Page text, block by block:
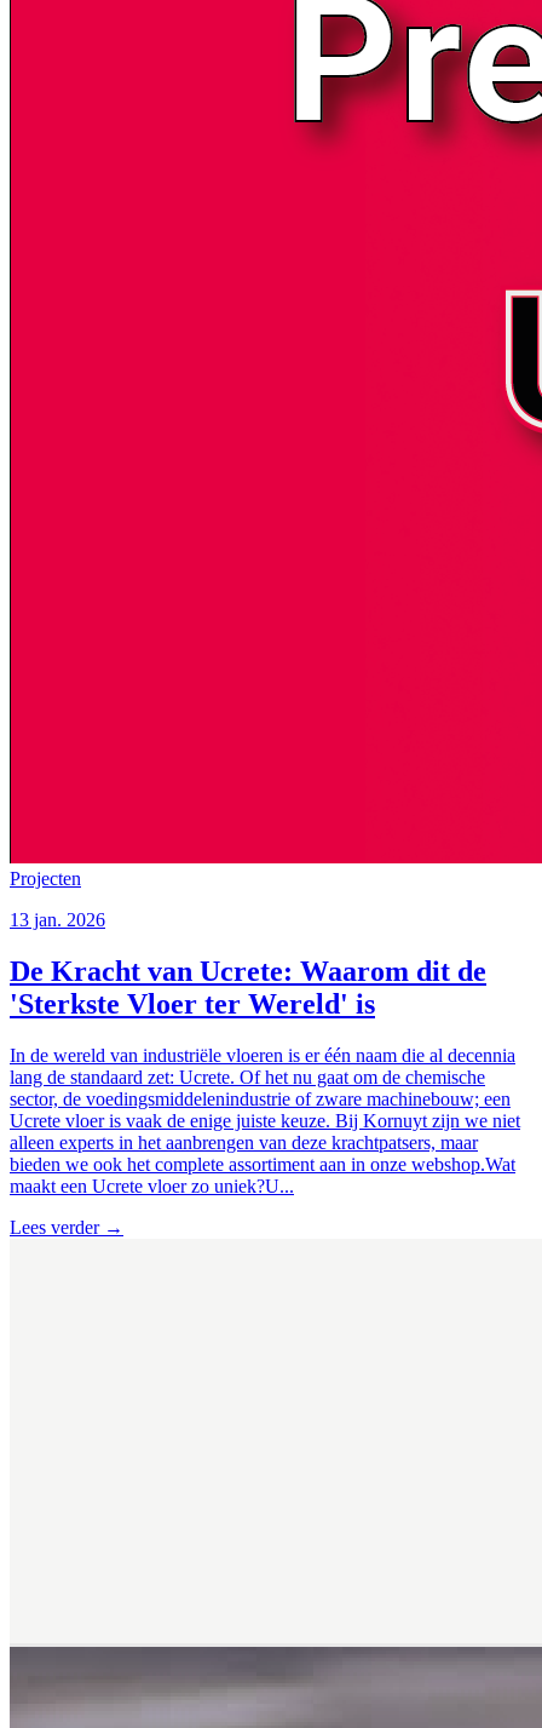
Projecten
13 jan. 2026
De Kracht van Ucrete: Waarom dit de
'Sterkste Vloer ter Wereld' is
In de wereld van industriële vloeren is er één naam die al decennia
lang de standaard zet: Ucrete. Of het nu gaat om de chemische
sector, de voedingsmiddelenindustrie of zware machinebouw; een
Ucrete vloer is vaak de enige juiste keuze. Bij Kornuyt zijn we niet
alleen experts in het aanbrengen van deze krachtpatsers, maar
bieden we ook het complete assortiment aan in onze webshop.Wat
maakt een Ucrete vloer zo uniek?U...
Lees verder →